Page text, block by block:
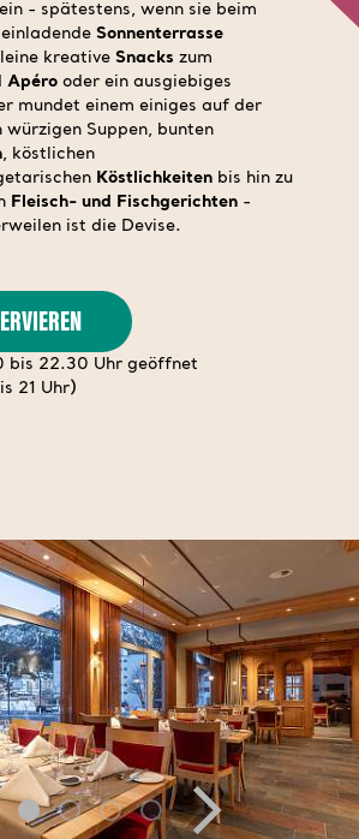
- spätestens, wenn sie beim
Sonnenterrasse
kreative Snacks zum
Apéro oder ein ausgiebiges
mundet einem einiges auf der
würzigen Suppen, bunten
, köstlichen
Köstlichkeiten bis hin zu
Fleisch- und Fischgerichten -
ist die Devise.
bis 22.30 Uhr geöffnet
21 Uhr)